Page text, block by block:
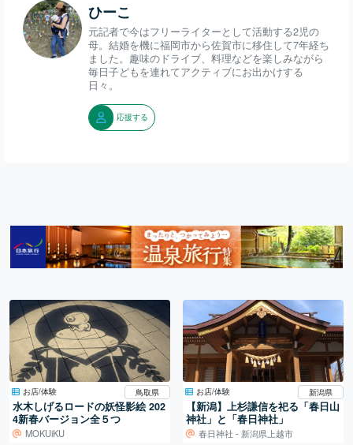
ひーこ
元記者で今はフリーライターとして活動する2児の
母。結婚を機に福岡市から佐賀市に移住して7年経ち
ました。趣味のドライブ、料理などを楽しみながら
毎日子どもを連れてアクティブにお出かけする
日々。
応援する
お店/体験 鳥取県
水木しげるロードの妖怪影絵 202
4新春バージョン全５つ
MOKUiKU
お店/体験 新潟県
【新潟】上杉謙信を祀る「春日山
神社」と「春日神社」
春日神社 - 新潟県上越市